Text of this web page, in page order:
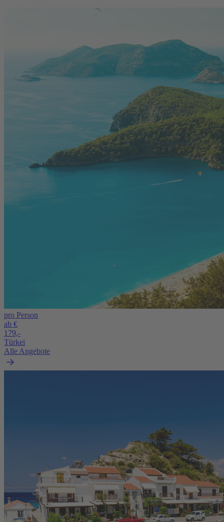
pro Person
ab €
179,-
Türkei
Alle Angebote